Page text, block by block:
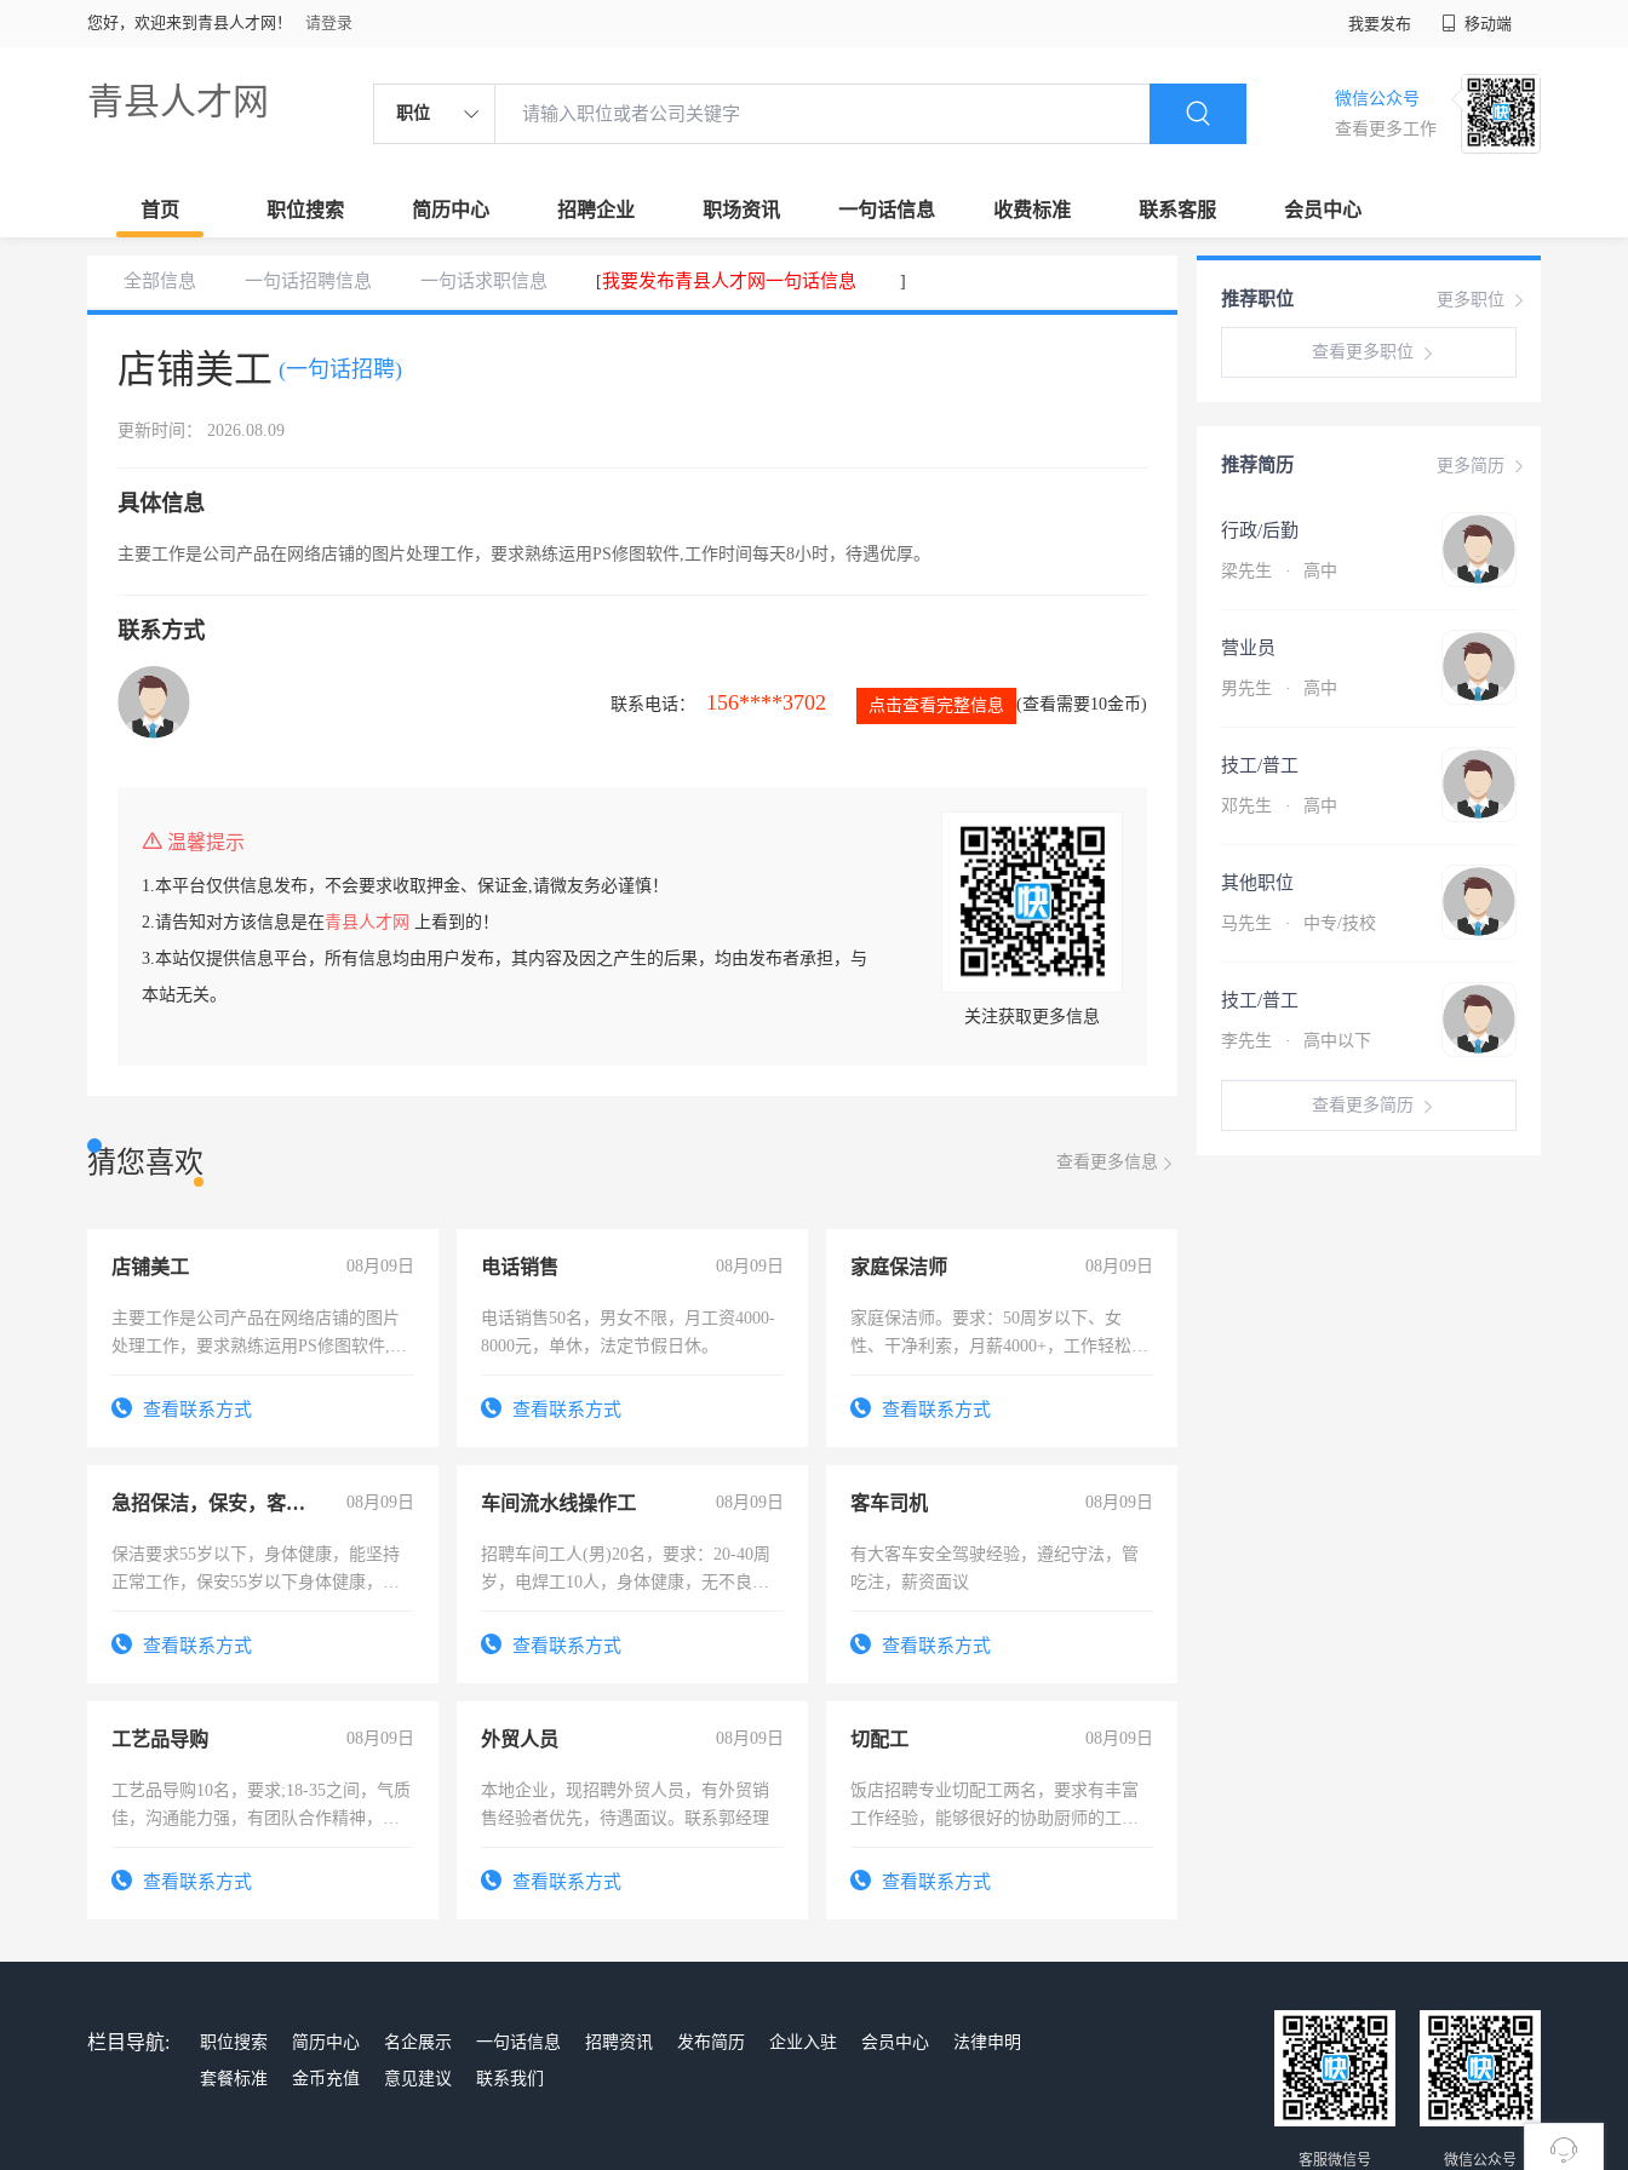
您好，欢迎来到青县人才网！ 请登录 我要发布 移动端
青县人才网 职位
微信公众号
查看更多工作
首页 职位搜索 简历中心 招聘企业 职场资讯 一句话信息 收费标准 联系客服 会员中心
全部信息 一句话招聘信息 一句话求职信息 [我要发布青县人才网一句话信息 ]
店铺美工 (一句话招聘)
更新时间： 2026.08.09
具体信息
主要工作是公司产品在网络店铺的图片处理工作，要求熟练运用PS修图软件,工作时间每天8小时，待遇优厚。
联系方式
联系电话： 156****3702 点击查看完整信息 (查看需要10金币)
温馨提示
1.本平台仅供信息发布，不会要求收取押金、保证金,请微友务必谨慎！
2.请告知对方该信息是在青县人才网
上看到的！
3.本站仅提供信息平台，所有信息均由用户发布，其内容及因之产生的后果，均由发布者承担，与
本站无关。
关注获取更多信息
猜您喜欢 查看更多信息
店铺美工 08月09日
主要工作是公司产品在网络店铺的图片
处理工作，要求熟练运用PS修图软件,工
查看联系方式
电话销售 08月09日
电话销售50名，男女不限，月工资4000-
8000元，单休，法定节假日休。
查看联系方式
家庭保洁师 08月09日
家庭保洁师。要求：50周岁以下、女
性、干净利索，月薪4000+，工作轻松，
太太等。查看联系方式
急招保洁，保安，客服，工程 08月09日
保洁要求55岁以下，身体健康，能坚持
正常工作，保安55岁以下身体健康，有
录，客服要求45岁以下高中以上文化，
查看联系方式
车间流水线操作工 08月09日
招聘车间工人(男)20名，要求：20-40周
岁，电焊工10人，身体健康，无不良嗜
宿，免费发放劳保用品，两班倒，每月
查看联系方式
客车司机 08月09日
有大客车安全驾驶经验，遵纪守法，管
吃注，薪资面议
查看联系方式
工艺品导购 08月09日
工艺品导购10名，要求;18-35之间，气质
佳，沟通能力强，有团队合作精神，有
查看联系方式
外贸人员 08月09日
本地企业，现招聘外贸人员，有外贸销
售经验者优先，待遇面议。联系郭经理
查看联系方式
切配工 08月09日
饭店招聘专业切配工两名，要求有丰富
工作经验，能够很好的协助厨师的工
4500。查看联系方式
更多职位
推荐职位
查看更多职位
更多简历
推荐简历
行政/后勤
梁先生 · 高中
营业员
男先生 · 高中
技工/普工
邓先生 · 高中
其他职位
马先生 · 中专/技校
技工/普工
李先生 · 高中以下
查看更多简历
栏目导航: 职位搜索 简历中心 名企展示 一句话信息 招聘资讯 发布简历 企业入驻 会员中心
法律申明
套餐标准
金币充值 意见建议 联系我们
微信公众号
客服微信号